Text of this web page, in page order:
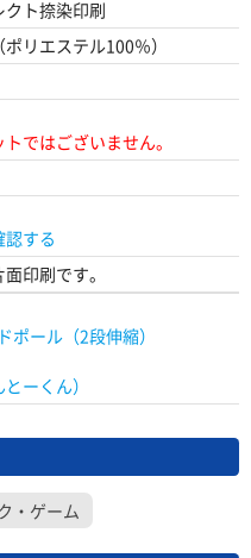
クト捺染印刷
リエステル100％）
ではございません。
する
印刷です。
ポール（2段伸縮）
ーくん）
・ゲーム